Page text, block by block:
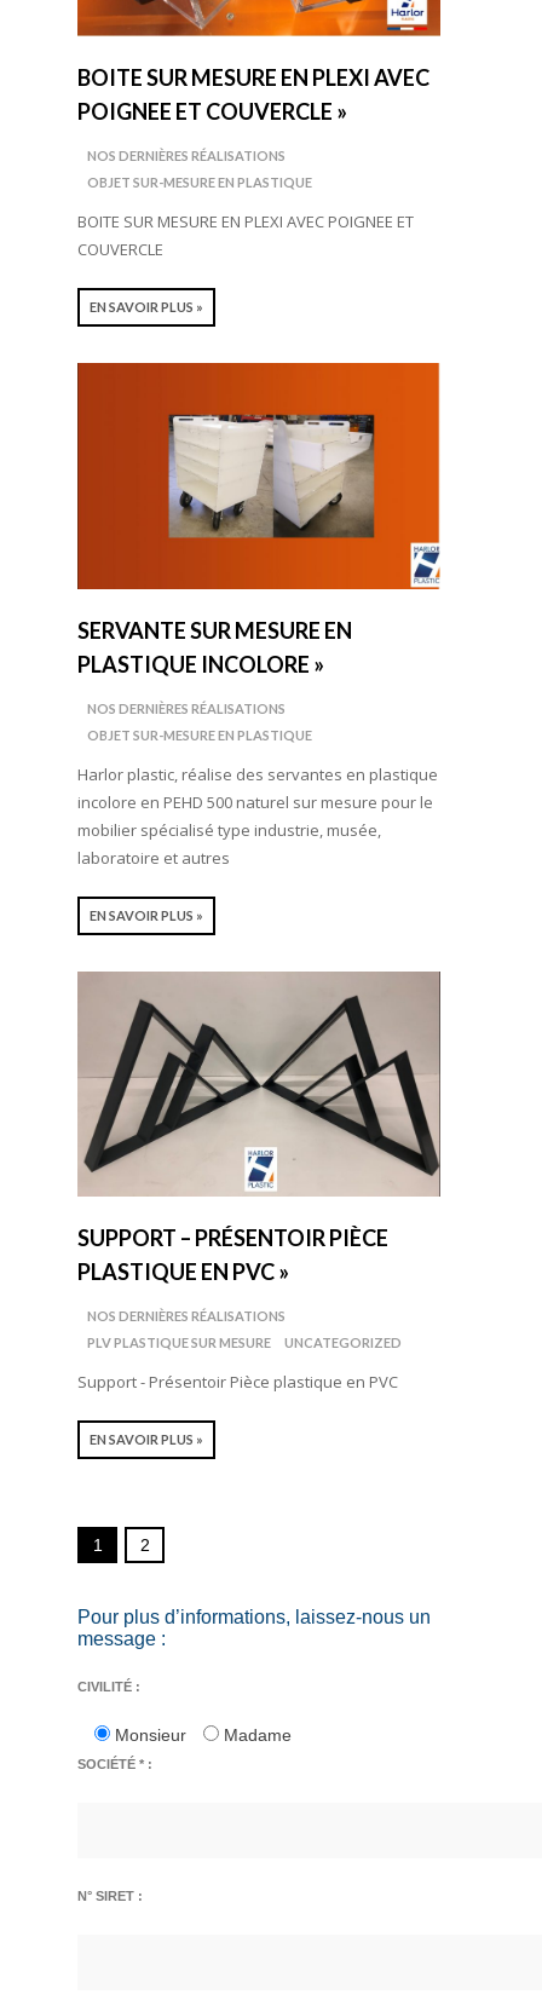
BOITE SUR MESURE EN PLEXI AVEC
POIGNEE ET COUVERCLE »
NOS DERNIÈRES RÉALISATIONS
OBJET SUR-MESURE EN PLASTIQUE
BOITE SUR MESURE EN PLEXI AVEC POIGNEE ET
COUVERCLE
EN SAVOIR PLUS »
SERVANTE SUR MESURE EN
PLASTIQUE INCOLORE »
NOS DERNIÈRES RÉALISATIONS
OBJET SUR-MESURE EN PLASTIQUE
Harlor plastic, réalise des servantes en plastique
incolore en PEHD 500 naturel sur mesure pour le
mobilier spécialisé type industrie, musée,
laboratoire et autres
EN SAVOIR PLUS »
SUPPORT – PRÉSENTOIR PIÈCE
PLASTIQUE EN PVC »
NOS DERNIÈRES RÉALISATIONS
PLV PLASTIQUE SUR MESURE
UNCATEGORIZED
Support - Présentoir Pièce plastique en PVC
EN SAVOIR PLUS »
1 2
Pour plus d’informations, laissez-nous un
message :
CIVILITÉ :
Monsieur Madame
SOCIÉTÉ * :
N° SIRET :